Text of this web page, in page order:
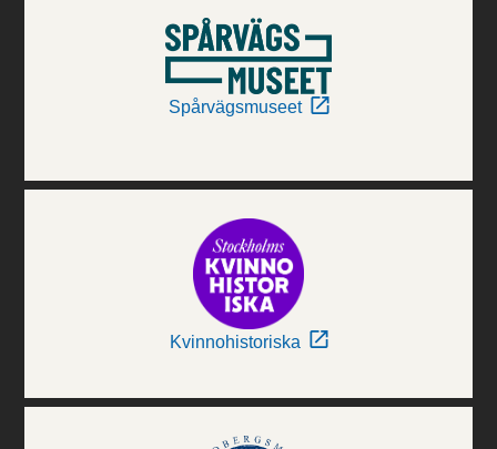
Spårvägsmuseet
Kvinnohistoriska